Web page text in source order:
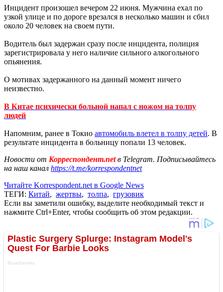
Инцидент произошел вечером 22 июня. Мужчина ехал по
узкой улице и по дороге врезался в несколько машин и сбил
около 20 человек на своем пути.
Водитель был задержан сразу после инцидента, полиция
зарегистрировала у него наличие сильного алкогольного
опьянения.
О мотивах задержанного на данный момент ничего
неизвестно.
В Китае психически больной напал с ножом на толпу
людей
Напомним, ранее в Токио автомобиль влетел в толпу детей. В
результате инцидента в больницу попали 13 человек.
Новости от Корреспондент.netв Telegram. Подписывайтесь
на наш канал https://t.me/korrespondentnet
Читайте Korrespondent.net в Google News
ТЕГИ: Китай, жертвы, толпа, грузовик
Если вы заметили ошибку, выделите необходимый текст и
нажмите Ctrl+Enter, чтобы сообщить об этом редакции.